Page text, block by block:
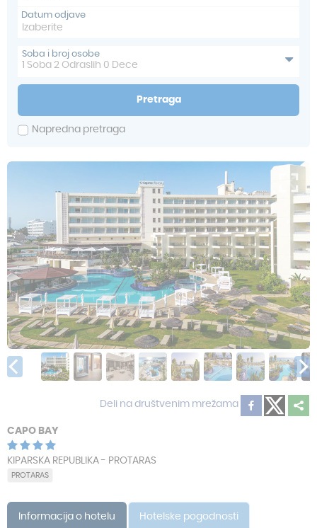
Datum odjave
Soba i broj osobe
Soba 2 Odraslih 0 Dece
Pretraga
Napredna pretraga
Deli na društvenim mrežama
CAPO BAY
KIPARSKA REPUBLIKA - PROTARAS
PROTARAS
Informacija o hotelu Hotelske pogodnosti